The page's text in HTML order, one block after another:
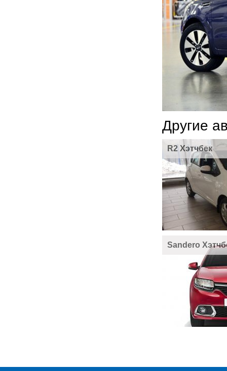
Другие
R2 Хэтчбек
Sandero